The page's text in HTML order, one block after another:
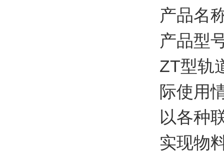
产品名
产品型
ZT型轨
际使用
以各种
实现物